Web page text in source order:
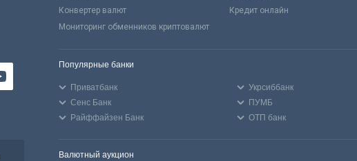
Конвертер валют
Кредит онлайн
Мониторинг обменников криптовалют
Популярные банки
Приватбанк Укрсиббанк
Сенс Банк
ПУМБ
Райффайзен Банк
ОТП банк
Валютный аукцион